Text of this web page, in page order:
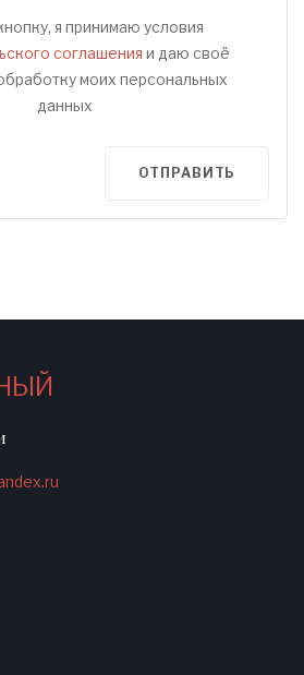
я принимаю условия
соглашения и даю своё
моих персональных
данных
ОТПРАВИТЬ